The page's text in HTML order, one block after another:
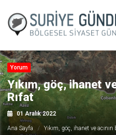
Yorum
Yıkım, göç, ihanet
Rıfat
01 Aralık 2022
Ana Sayfa Yıkım, göç, ihanet ve acının